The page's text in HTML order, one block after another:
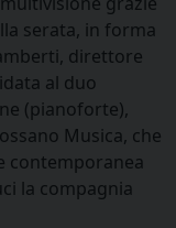
serata, in forma
direttore
al duo
(pianoforte),
Musica, che
contemporanea
la compagnia